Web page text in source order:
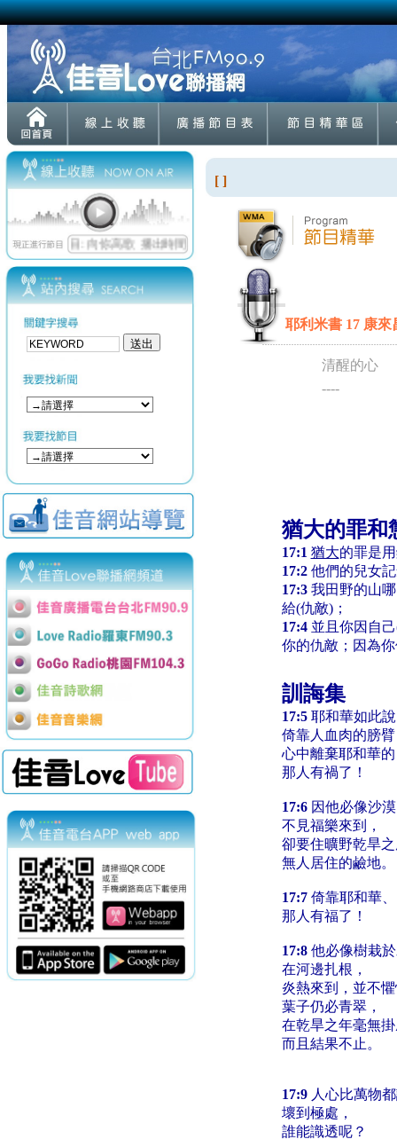
[ ]
耶利米書 17 康來
清醒的心
----
猶大的罪和
17:1 猶大的罪是
17:2 他們的兒女
17:3 我田野的山
給(仇敵)；
17:4 並且你因自
你的仇敵；因為
訓誨集
17:5 耶和華如此
倚靠人血肉的膀
心中離棄耶和華
那人有禍了！
17:6 因他必像沙
不見福樂來到，
卻要住曠野乾旱
無人居住的鹼地。
17:7 倚靠耶和華
那人有福了！
17:8 他必像樹栽
在河邊扎根，
炎熱來到，並不
葉子仍必青翠，
在乾旱之年毫無
而且結果不止。
17:9 人心比萬物
壞到極處，
誰能識透呢？